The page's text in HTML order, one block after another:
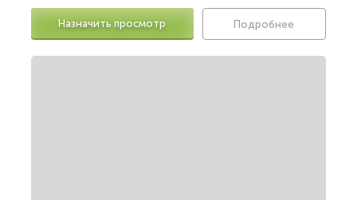
Назначить просмотр Подробнее